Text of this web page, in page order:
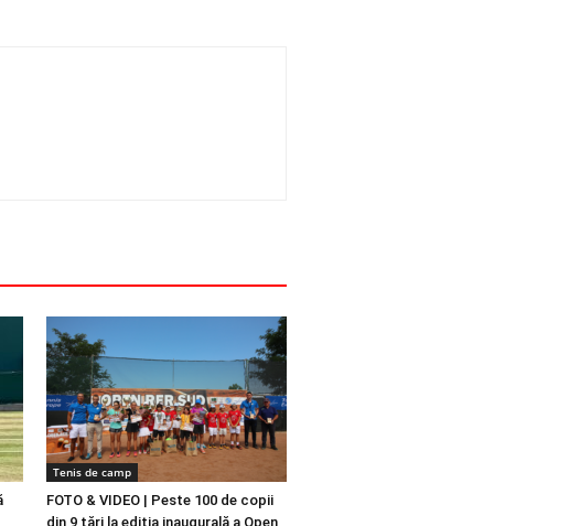
Tenis de camp
FOTO & VIDEO | Peste 100 de copii
din 9 țări la ediția inaugurală a Open